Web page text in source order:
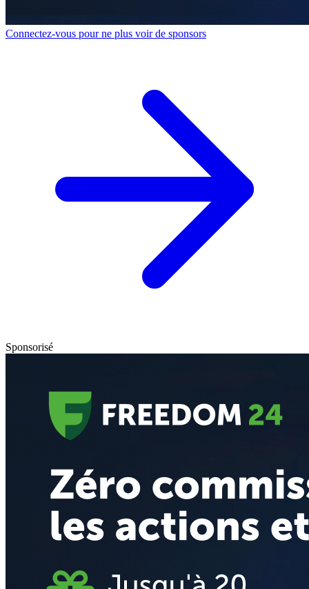
Connectez-vous pour ne plus voir de sponsors
Sponsorisé